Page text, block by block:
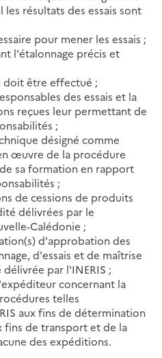
résultats des essais sont
pour mener les essais ;
l'étalonnage précis et
doit être effectué ;
des essais et la
reçues leur permettant de
;
désigné comme
œuvre de la procédure
sa formation en rapport
;
de cessions de produits
délivrées par le
Calédonie ;
d'approbation des
d'essais et de maîtrise
par l'INERIS ;
concernant la
telles
aux fins de détermination
fins de transport et de la
des expéditions.